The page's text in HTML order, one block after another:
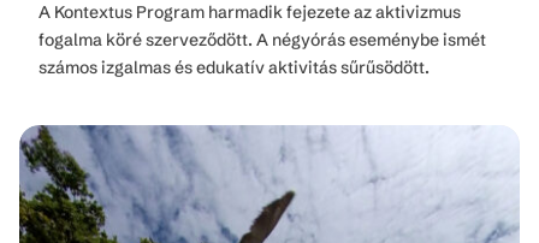
A Kontextus Program harmadik fejezete az aktivizmus
fogalma köré szerveződött. A négyórás eseménybe ismét
számos izgalmas és edukatív aktivitás sűrűsödött.